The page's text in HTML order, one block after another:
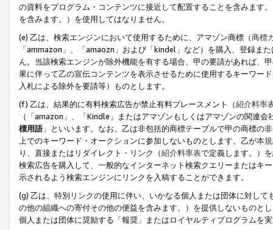
の資料をプログラム・コンテンツに接近して配置することを含みます
を含みます。）を使用してはなりません。
(e) 乙は、検索エンジンにおいて使用するために、アマゾン商標（商標
「ammazon」、「amaozn」および「kindel」など）を購入、登録ま
ん。当該検索エンジンが除外機能を有する場合、甲の要請があれば、
果に伴って乙の宣伝コンテンツを表示させるために使用するキーワー
入札による除外を要請等）ものとします。
(f) 乙は、結果的に有料検索広告が禁止有料プレースメント（紹介料率
（「amazon」、「Kindle」またはアマゾンもしくはアマゾンの関連
標用語」といいます。なお、乙は非包括的商標テーブルで甲の商標の
上でのキーワード・オークションに参加しないものとします。乙が本
り、直接またはリダイレクト・リンク（紹介料率表で定義します。）
検索広告を購入して、一般的なインターネット検索クエリーまたはキ
示されるよう検索エンジンにリンクを入稿することができます。
(g) 乙は、特別リンクの使用に伴い、いかなる個人または団体に対し
の他の組織への寄付その他の便益を含みます。）を提供しないものと
個人または団体に奨励する「報奨」またはロイヤルティプログラムを